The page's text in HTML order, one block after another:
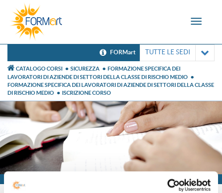
Toggle
FORMart TUTTE LE SEDI
CATALOGO CORSI SICUREZZA
FORMAZIONE SPECIFICA DEI
LAVORATORI DI AZIENDE DI SETTORI DELLA CLASSE DI RISCHIO MEDIO
FORMAZIONE SPECIFICA DEI LAVORATORI DI AZIENDE DI SETTORI DELLA CLASSE
DI RISCHIO MEDIO
ISCRIZIONE CORSO